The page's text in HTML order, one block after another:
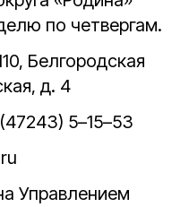
по четвергам.
Белгородская
д. 4
5–15–53
Управлением